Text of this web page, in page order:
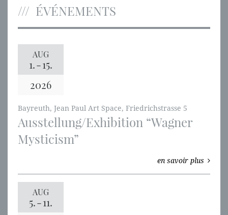
ÉVÉNEMENTS
AUG
1.-15.
2026
Bayreuth, Jean Paul Art Space, Friedrichstrasse 5
Ausstellung/Exhibition “Wagner
Mysticism”
en savoir plus
AUG
5.-11.